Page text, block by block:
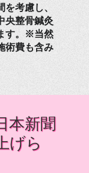
考慮し、
央整骨鍼灸
す。※当然
術費も含み
本新聞
げら